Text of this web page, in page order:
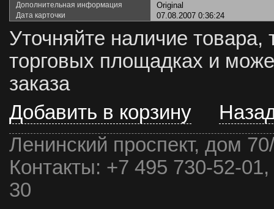
Дополнительная информация Original
Дата карточки 07.08.2007 0:36:24
Уточняйте наличие товара,
торговых площадках и
заказа
Добавить в корзину
Ленинский проспект, дом
Контакты: +7 495 730-52-
30